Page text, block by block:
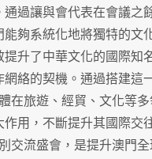
過讓與會代表在會議之
夠系統化地將獨特的文
升了中華文化的國際知
絡的契機。通過搭建這
在旅遊、經貿、文化等
用，不斷提升其國際交
流盛會，是提升澳門全